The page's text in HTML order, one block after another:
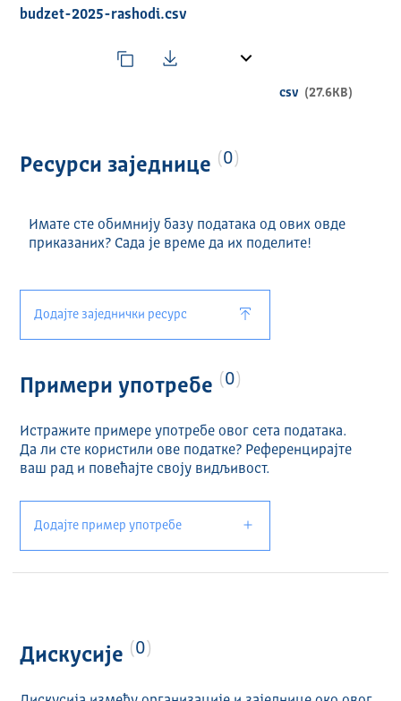
budzet-2025-rashodi.csv
csv (27.6KB)
Ресурси заједнице 0
Имате сте обимнију базу података од ових овде
приказаних? Сада је време да их поделите!
Додајте заједнички ресурс
Примери употребе 0
Истражите примере употребе овог сета података.
Да ли сте користили ове податке? Референцирајте
ваш рад и повећајте своју видљивост.
Додајте пример употребе
Дискусије 0